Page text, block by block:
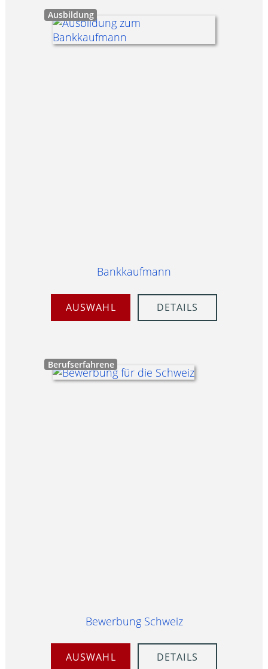
Ausbildung
Bankkaufmann
AUSWAHL DETAILS
Berufserfahrene
Bewerbung Schweiz
AUSWAHL DETAILS